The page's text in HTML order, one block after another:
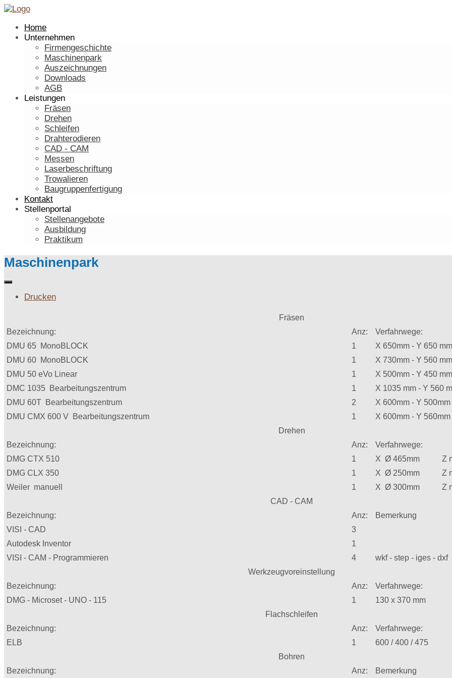
Home
Unternehmen
Firmengeschichte
Maschinenpark
Auszeichnungen
Downloads
AGB
Leistungen
Fräsen
Drehen
Schleifen
Drahterodieren
CAD - CAM
Messen
Laserbeschriftung
Trowalieren
Baugruppenfertigung
Kontakt
Stellenportal
Stellenangebote
Ausbildung
Praktikum
Maschinenpark
Drucken
Fräsen
Bezeichnung:
Anz:
Verfahrwege:
DMU 65 MonoBLOCK
1
X 650mm - Y 650
DMU 60 MonoBLOCK
1
X 730mm - Y 560
DMU 50 eVo Linear
1
X 500mm - Y 450
DMC 1035 Bearbeitungszentrum
1
X 1035 mm - Y 560
DMU 60T Bearbeitungszentrum
2
X 600mm - Y
DMU CMX 600 V Bearbeitungszentrum
1
X 600mm - Y
Drehen
Bezeichnung:
Anz:
Verfahrwege:
DMG CTX 510
1
X Ø 465mm Z
DMG CLX 350
1
X Ø 250mm Z
Weiler manuell
1
X Ø 300mm Z
CAD - CAM
Bezeichnung:
Anz:
Bemerkung
VISI - CAD
3
Autodesk Inventor
1
VISI - CAM - Programmieren
4
wkf - step - iges - dxf
Werkzeugvoreinstellung
Bezeichnung:
Anz:
Verfahrwege:
DMG - Microset - UNO - 115
1
130 x 370 mm
Flachschleifen
Bezeichnung:
Anz:
Verfahrwege:
ELB
1
600 / 400 / 475
Bohren
Bezeichnung:
Anz: Bemerkung